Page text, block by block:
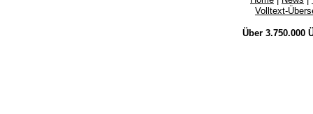
Volltext-
Über 3.750.000